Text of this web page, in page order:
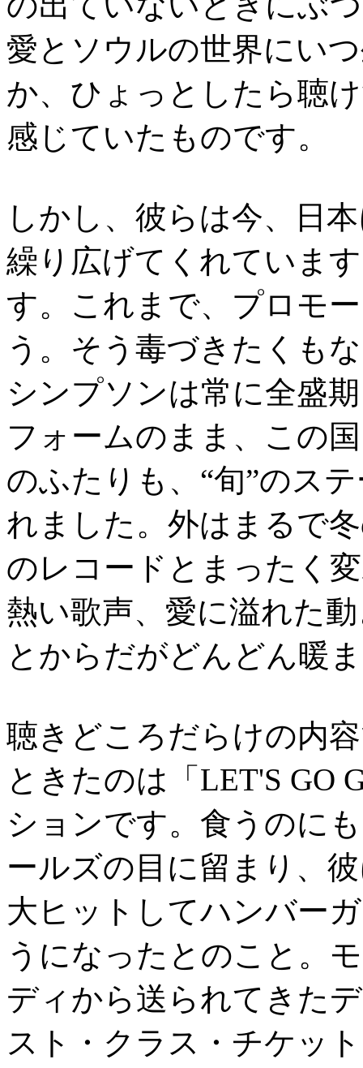
愛とソウルの世界にい
か、ひょっとしたら聴
感じていたものです。
しかし、彼らは今、日
繰り広げてくれていま
す。これまで、プロモ
う。そう毒づきたくも
シンプソンは常に全盛
フォームのまま、この
のふたりも、“旬”のス
れました。外はまるで
のレコードとまったく
熱い歌声、愛に溢れた
とからだがどんどん暖
聴きどころだらけの内
ときたのは「LET'S GO
ションです。食うのに
ールズの目に留まり、
大ヒットしてハンバー
うになったとのこと。
ディから送られてきた
スト・クラス・チケッ